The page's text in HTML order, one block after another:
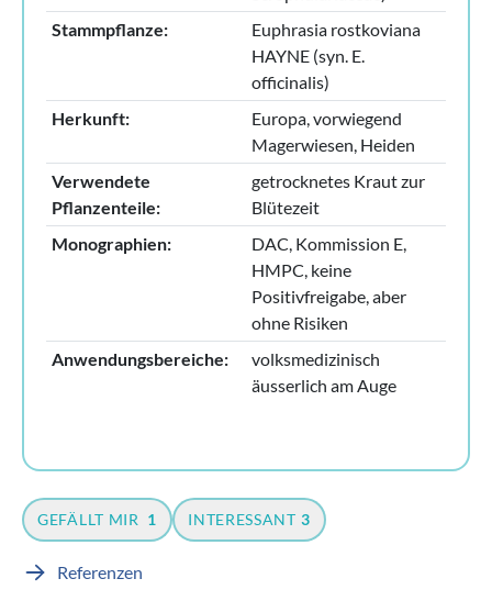
Stammpflanze:
Euphrasia rostkoviana
HAYNE (syn. E.
officinalis)
Herkunft:
Europa, vorwiegend
Magerwiesen, Heiden
Verwendete
Pflanzenteile:
getrocknetes Kraut zur
Blütezeit
Monographien:
DAC, Kommission E,
HMPC, keine
Positivfreigabe, aber
ohne Risiken
Anwendungsbereiche:
volksmedizinisch
äusserlich am Auge
GEFÄLLT MIR 1 INTERESSANT 3
Referenzen